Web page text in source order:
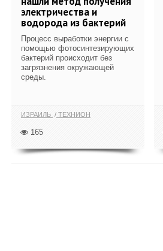
электричества и
водорода из бактерий
Процесс выработки энергии с
помощью фотосинтезирующих
бактерий происходит без
загрязнения окружающей
среды.
ИЗРАИЛЬ ТЕХНИОН
165